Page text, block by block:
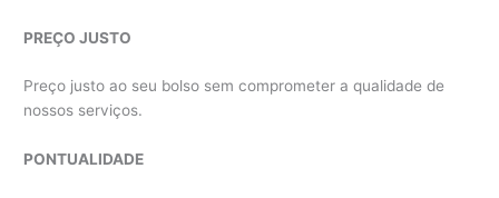
PREÇO JUSTO
Preço justo ao seu bolso sem comprometer a qualidade de
nossos serviços.
PONTUALIDADE